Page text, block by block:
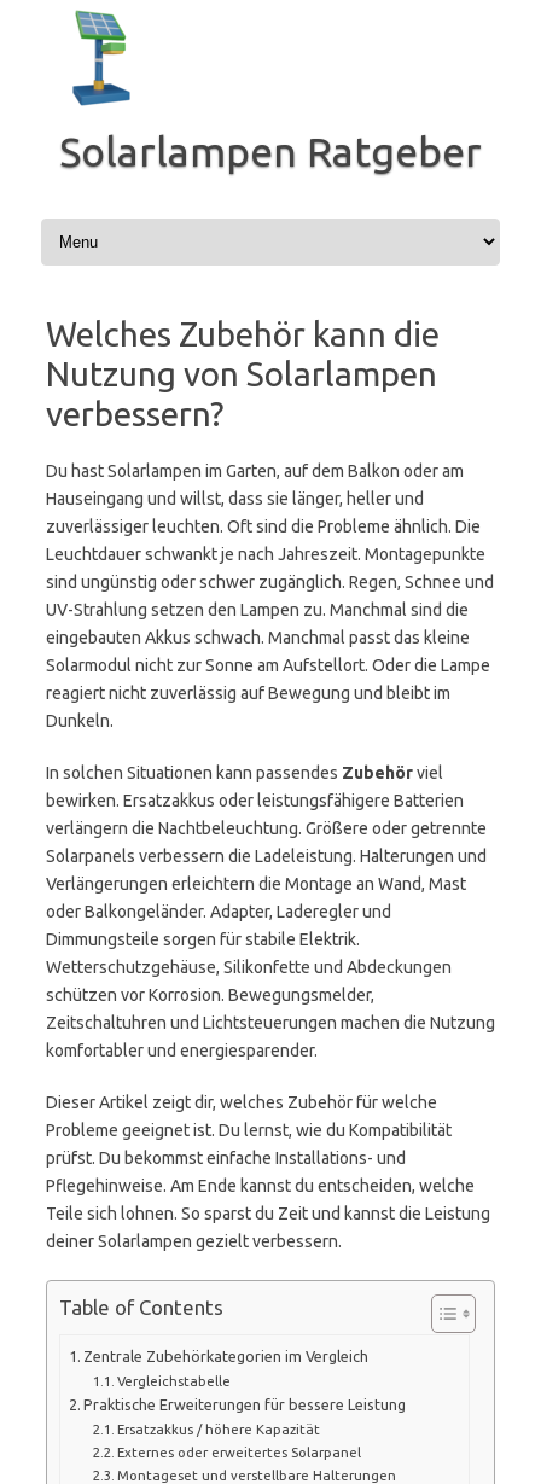
springen
Solarlampen Ratgeber
Welches Zubehör kann die
Nutzung von Solarlampen
verbessern?
Du hast Solarlampen im Garten, auf dem Balkon oder am
Hauseingang und willst, dass sie länger, heller und
zuverlässiger leuchten. Oft sind die Probleme ähnlich. Die
Leuchtdauer schwankt je nach Jahreszeit. Montagepunkte
sind ungünstig oder schwer zugänglich. Regen, Schnee und
UV-Strahlung setzen den Lampen zu. Manchmal sind die
eingebauten Akkus schwach. Manchmal passt das kleine
Solarmodul nicht zur Sonne am Aufstellort. Oder die Lampe
reagiert nicht zuverlässig auf Bewegung und bleibt im
Dunkeln.
In solchen Situationen kann passendes Zubehörviel
bewirken. Ersatzakkus oder leistungsfähigere Batterien
verlängern die Nachtbeleuchtung. Größere oder getrennte
Solarpanels verbessern die Ladeleistung. Halterungen und
Verlängerungen erleichtern die Montage an Wand, Mast
oder Balkongeländer. Adapter, Laderegler und
Dimmungsteile sorgen für stabile Elektrik.
Wetterschutzgehäuse, Silikonfette und Abdeckungen
schützen vor Korrosion. Bewegungsmelder,
Zeitschaltuhren und Lichtsteuerungen machen die Nutzung
komfortabler und energiesparender.
Dieser Artikel zeigt dir, welches Zubehör für welche
Probleme geeignet ist. Du lernst, wie du Kompatibilität
prüfst. Du bekommst einfache Installations- und
Pflegehinweise. Am Ende kannst du entscheiden, welche
Teile sich lohnen. So sparst du Zeit und kannst die Leistung
deiner Solarlampen gezielt verbessern.
Table of Contents
Zentrale Zubehörkategorien im Vergleich
Vergleichstabelle
Praktische Erweiterungen für bessere Leistung
Ersatzakkus / höhere Kapazität
Externes oder erweitertes Solarpanel
Montageset und verstellbare Halterungen